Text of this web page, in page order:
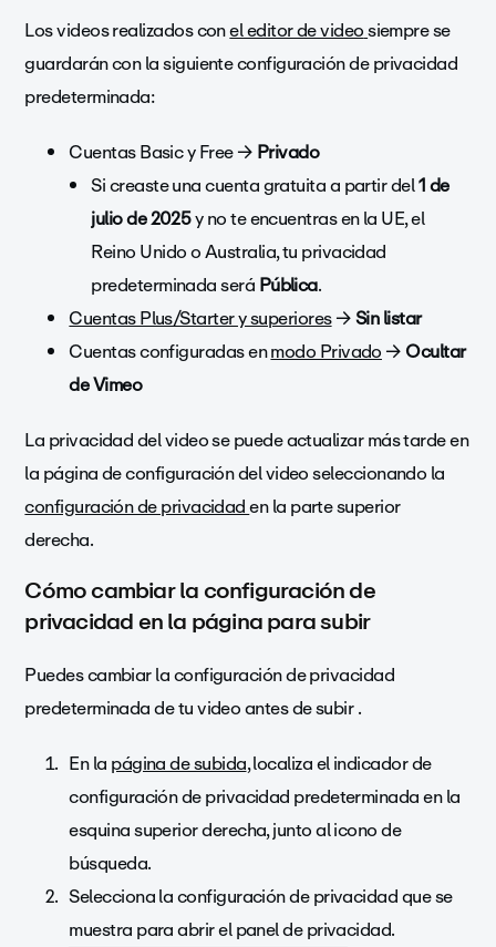
Los videos realizados conel editor de videosiempre se
guardarán con la siguiente configuración de privacidad
predeterminada:
Cuentas Basic y Free →Privado
Si creaste una cuenta gratuita a partir del1 de
julio de 2025y no te encuentras en la UE, el
Reino Unido o Australia, tu privacidad
predeterminada seráPública.
Cuentas Plus/Starter y superiores→Sin listar
Cuentas configuradas enmodo Privado→Ocultar
de Vimeo
La privacidad del video se puede actualizar más tarde en
la página de configuración del video seleccionando la
configuración de privacidaden la parte superior
derecha.
Cómo cambiar la configuración de
privacidad en la página para subir
Puedes cambiar la configuración de privacidad
predeterminada de tu video antes de subir .
En lapágina de subida, localiza el indicador de
configuración de privacidad predeterminada en la
esquina superior derecha, junto al icono de
búsqueda.
Selecciona la configuración de privacidad que se
muestra para abrir el panel de privacidad.